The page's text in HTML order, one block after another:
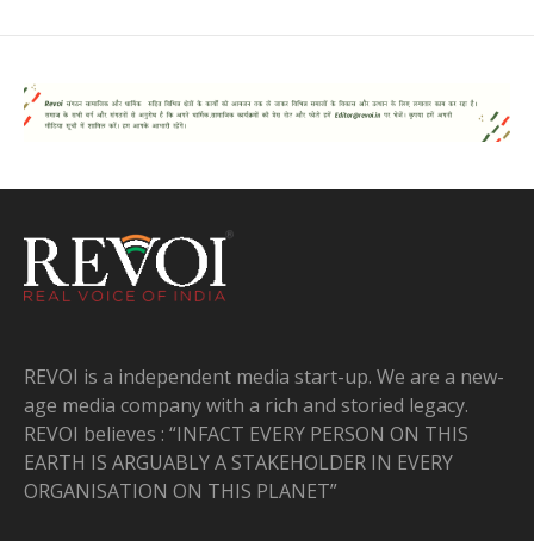
REVOI is a independent media start-up. We are a new-
age media company with a rich and storied legacy.
REVOI believes : “INFACT EVERY PERSON ON THIS
EARTH IS ARGUABLY A STAKEHOLDER IN EVERY
ORGANISATION ON THIS PLANET”